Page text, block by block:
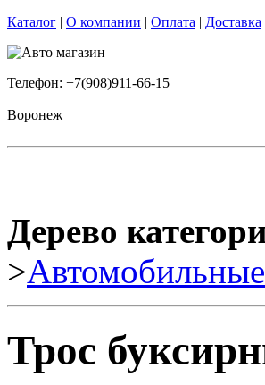
Каталог | О компании | Оплата | Доставка
Телефон: +7(908)911-66-15
Воронеж
Дерево
>
Трос